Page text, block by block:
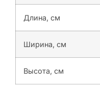
Длина, см
Ширина, см
Высота, см